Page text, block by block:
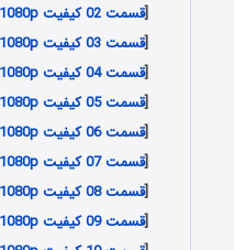
[قسمت 02 کیفیت 1080p
[قسمت 03 کیفیت 1080p
[قسمت 04 کیفیت 1080p
[قسمت 05 کیفیت 1080p
[قسمت 06 کیفیت 1080p
[قسمت 07 کیفیت 1080p
[قسمت 08 کیفیت 1080p
[قسمت 09 کیفیت 1080p